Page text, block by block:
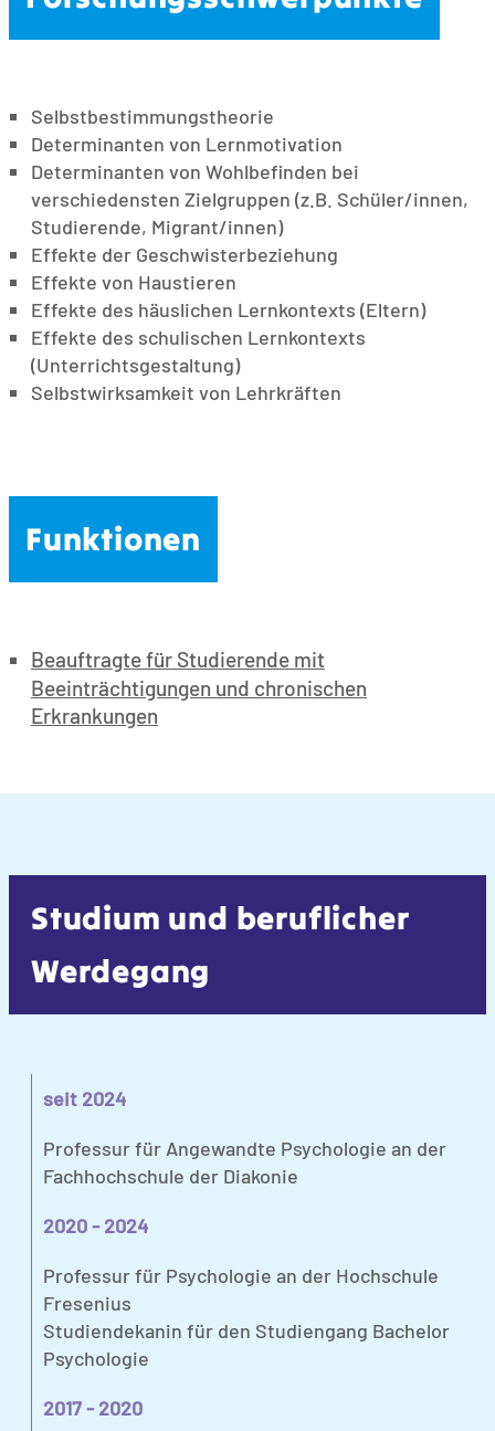
Selbstbestimmungstheorie
Determinanten von Lernmotivation
Determinanten von Wohlbefinden bei
verschiedensten Zielgruppen (z.B. Schüler/innen,
Studierende, Migrant/innen)
Effekte der Geschwisterbeziehung
Effekte von Haustieren
Effekte des häuslichen Lernkontexts (Eltern)
Effekte des schulischen Lernkontexts
(Unterrichtsgestaltung)
Selbstwirksamkeit von Lehrkräften
Funktionen
Beauftragte für Studierende mit
Beeinträchtigungen und chronischen
Erkrankungen
Studium und beruflicher
Werdegang
seit 2024
Professur für Angewandte Psychologie an der
Fachhochschule der Diakonie
2020 - 2024
Professur für Psychologie an der Hochschule
Fresenius
Studiendekanin für den Studiengang Bachelor
Psychologie
2017 - 2020